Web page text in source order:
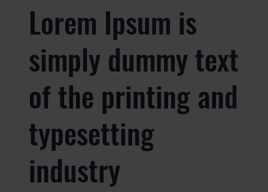
Lorem Ipsum is
simply dummy text
of the printing and
typesetting
industry